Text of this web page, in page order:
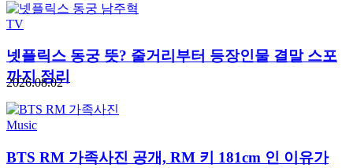
TV
넷플릭스 동궁 뜻? 줄거리부터 등장인물 결말 스포
까지 정리
2026.08.02
Music
BTS RM 가족사진 공개, RM 키 181cm 인 이유가